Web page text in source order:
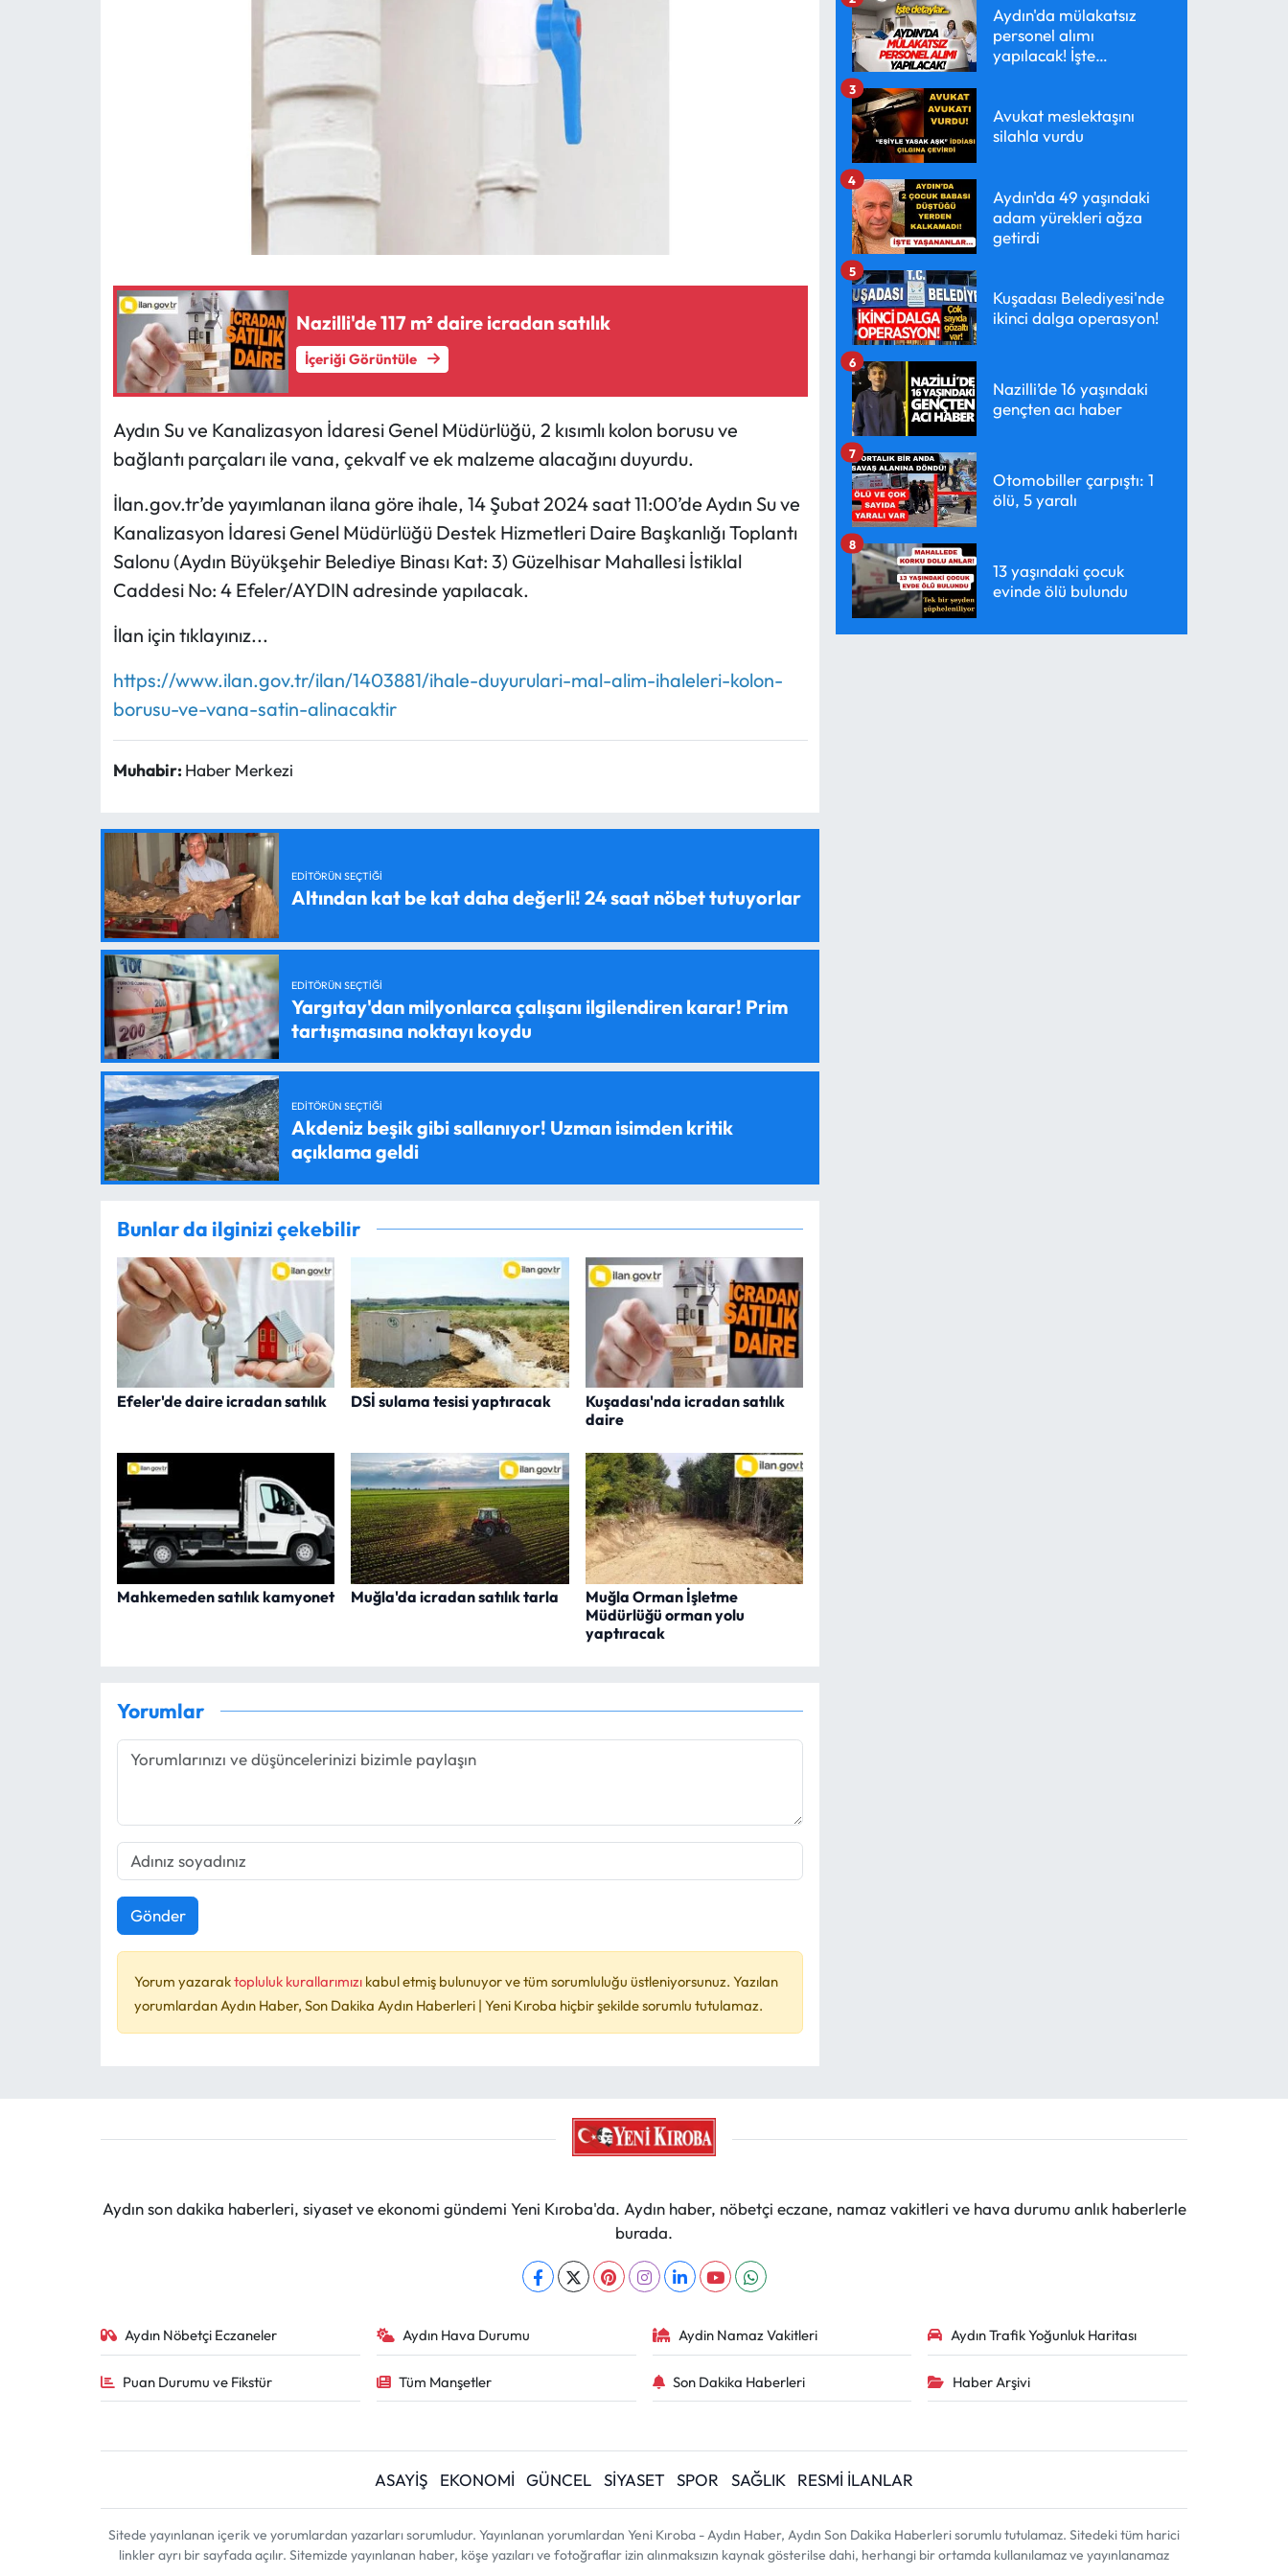
Nazilli'de 117 m² daire icradan satılık
İçeriği Görüntüle
Aydın Su ve Kanalizasyon İdaresi Genel Müdürlüğü, 2 kısımlı kolon borusu ve
bağlantı parçaları ile vana, çekvalf ve ek malzeme alacağını duyurdu.
İlan.gov.tr’de yayımlanan ilana göre ihale, 14 Şubat 2024 saat 11:00’de Aydın Su ve
Kanalizasyon İdaresi Genel Müdürlüğü Destek Hizmetleri Daire Başkanlığı Toplantı
Salonu (Aydın Büyükşehir Belediye Binası Kat: 3) Güzelhisar Mahallesi İstiklal
Caddesi No: 4 Efeler/AYDIN adresinde yapılacak.
İlan için tıklayınız...
https://www.ilan.gov.tr/ilan/1403881/ihale-duyurulari-mal-alim-ihaleleri-kolon-
borusu-ve-vana-satin-alinacaktir
Muhabir: Haber Merkezi
EDITÖRÜN SEÇTIĞI
Altından kat be kat daha değerli! 24 saat nöbet tutuyorlar
EDITÖRÜN SEÇTIĞI
Yargıtay'dan milyonlarca çalışanı ilgilendiren karar! Prim
tartışmasına noktayı koydu
EDITÖRÜN SEÇTIĞI
Akdeniz beşik gibi sallanıyor! Uzman isimden kritik
açıklama geldi
Bunlar da ilginizi çekebilir
Efeler'de daire icradan satılık DSİ sulama tesisi yaptıracak
Kuşadası'nda icradan satılık
daire
Mahkemeden satılık kamyonet Muğla'da icradan satılık tarla
Muğla Orman İşletme
Müdürlüğü orman yolu
yaptıracak
Yorumlar
Gönder
Yorum yazaraktopluluk kurallarımızı kabul etmiş bulunuyor ve tüm sorumluluğu üstleniyorsunuz. Yazılan
yorumlardan Aydın Haber, Son Dakika Aydın Haberleri | Yeni Kıroba hiçbir şekilde sorumlu tutulamaz.
Aydın'da mülakatsız
personel alımı
yapılacak! İşte
Avukat meslektaşını
silahla vurdu
3
Aydın'da 49 yaşındaki
adam yürekleri ağza
getirdi
4
Kuşadası Belediyesi'nde
ikinci dalga operasyon!
5
Nazilli’de 16 yaşındaki
gençten acı haber
6
Otomobiller çarpıştı: 1
ölü, 5 yaralı
7
13 yaşındaki çocuk
evinde ölü bulundu
8
Aydın son dakika haberleri, siyaset ve ekonomi gündemi Yeni Kıroba'da. Aydın haber, nöbetçi eczane, namaz vakitleri ve hava durumu anlık haberlerle
burada.
Aydın Nöbetçi Eczaneler Aydın Hava Durumu Aydin Namaz Vakitleri Aydın Trafik Yoğunluk Haritası
Puan Durumu ve Fikstür Tüm Manşetler Son Dakika Haberleri Haber Arşivi
ASAYİŞ EKONOMİ GÜNCEL SİYASET SPOR SAĞLIK RESMİ İLANLAR
Sitede yayınlanan içerik ve yorumlardan yazarları sorumludur. Yayınlanan yorumlardan Yeni Kıroba - Aydın Haber, Aydın Son Dakika Haberleri sorumlu tutulamaz. Sitedeki tüm harici
linkler ayrı bir sayfada açılır. Sitemizde yayınlanan haber, köşe yazıları ve fotoğraflar izin alınmaksızın kaynak gösterilse dahi, herhangi bir ortamda kullanılamaz ve yayınlanamaz
RESMİ İLANLAR
HABER İLAN